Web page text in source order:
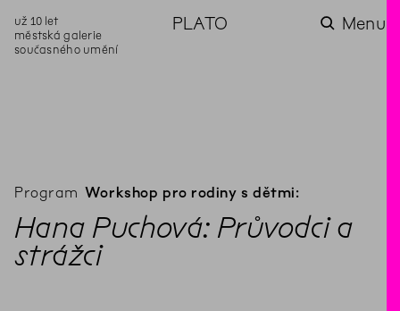
už 10 let
městská galerie
současného umění
PLATO Menu
Program Workshop pro rodiny s dětmi:
Hana Puchová: Průvodci a
strážci